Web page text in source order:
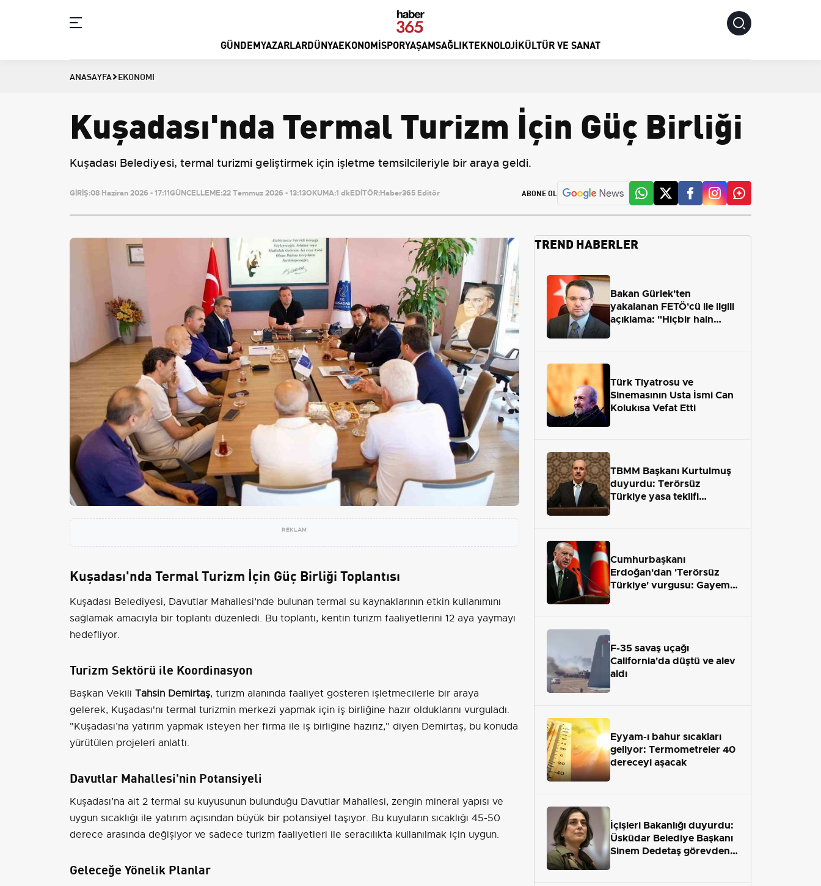
GÜNDEMYAZARLARDÜNYAEKONOMISPORYAŞAMSAĞLIKTEKNOLOJIKÜLTÜR VE SANAT
ANASAYFA EKONOMI
Kuşadası'nda Termal Turizm İçin Güç Birliği
Kuşadası Belediyesi, termal turizmi geliştirmek için işletme temsilcileriyle bir araya geldi.
GİRİŞ:08 Haziran 2026 - 17:11GÜNCELLEME:22 Temmuz 2026 - 13:13OKUMA:1 dkEDİTÖR:Haber365 Editör ABONE OL
REKLAM
Kuşadası'nda Termal Turizm İçin Güç Birliği Toplantısı
Kuşadası Belediyesi, Davutlar Mahallesi’nde bulunan termal su kaynaklarının etkin kullanımını
sağlamak amacıyla bir toplantı düzenledi. Bu toplantı, kentin turizm faaliyetlerini 12 aya yaymayı
hedefliyor.
Turizm Sektörü ile Koordinasyon
Başkan Vekili Tahsin Demirtaş, turizm alanında faaliyet gösteren işletmecilerle bir araya
gelerek, Kuşadası'nı termal turizmin merkezi yapmak için iş birliğine hazır olduklarını vurguladı.
"Kuşadası’na yatırım yapmak isteyen her firma ile iş birliğine hazırız," diyen Demirtaş, bu konuda
yürütülen projeleri anlattı.
Davutlar Mahallesi'nin Potansiyeli
Kuşadası’na ait 2 termal su kuyusunun bulunduğu Davutlar Mahallesi, zengin mineral yapısı ve
uygun sıcaklığı ile yatırım açısından büyük bir potansiyel taşıyor. Bu kuyuların sıcaklığı 45-50
derece arasında değişiyor ve sadece turizm faaliyetleri ile seracılıkta kullanılmak için uygun.
Geleceğe Yönelik Planlar
TREND HABERLER
Bakan Gürlek'ten
yakalanan FETÖ'cü ile ilgili
açıklama: "Hiçbir hain
Türk Tiyatrosu ve
Sinemasının Usta İsmi Can
Kolukısa Vefat Etti
TBMM Başkanı Kurtulmuş
duyurdu: Terörsüz
Türkiye yasa teklifi
Cumhurbaşkanı
Erdoğan'dan 'Terörsüz
Türkiye' vurgusu: Gayemiz
F-35 savaş uçağı
California'da düştü ve alev
aldı
Eyyam-ı bahur sıcakları
geliyor: Termometreler 40
dereceyi aşacak
İçişleri Bakanlığı duyurdu:
Üsküdar Belediye Başkanı
Sinem Dedetaş görevden